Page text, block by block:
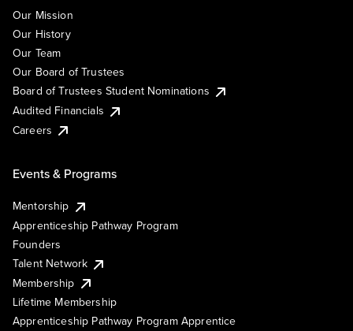
Our Mission
Our History
Our Team
Our Board of Trustees
Board of Trustees Student Nominations
Audited Financials
Careers
Events & Programs
Mentorship
Apprenticeship Pathway Program
Founders
Talent Network
Membership
Lifetime Membership
Apprenticeship Pathway Program Apprentice